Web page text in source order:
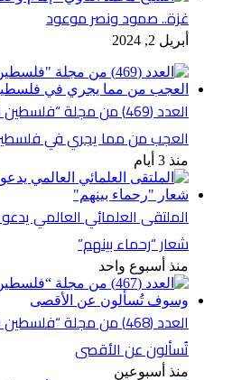
غزة.. صمود ونصر موعود
أبريل 2, 2024
العدد (469) من مجلة
العجب من مما يجري في
منذ 3 أيام
الملتقى العلمائي العالمي
شعار “رحماء بينهم”
منذ أسبوع واحد
العدد (468) من مجلة
تُسألون عن الأقصى
منذ أسبوعين